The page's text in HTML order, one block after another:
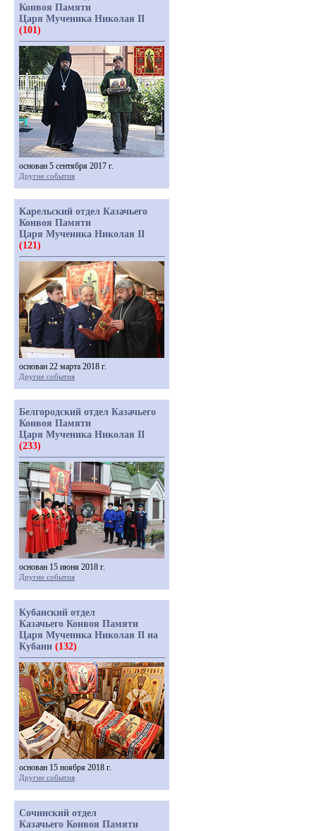
Конвоя Памяти
Царя Мученика Николая II
(101)
основан 5 сентября 2017 г.
Другие события
Карельский отдел Казачьего
Конвоя Памяти
Царя Мученика Николая II
(121)
основан 22 марта 2018 г.
Другие события
Белгородский отдел Казачьего
Конвоя Памяти
Царя Мученика Николая II
(233)
основан 15 июня 2018 г.
Другие события
Кубанский отдел
Казачьего Конвоя Памяти
Царя Мученика Николая II на
Кубани (132)
основан 15 ноября 2018 г.
Другие события
Сочинский отдел
Казачьего Конвоя Памяти